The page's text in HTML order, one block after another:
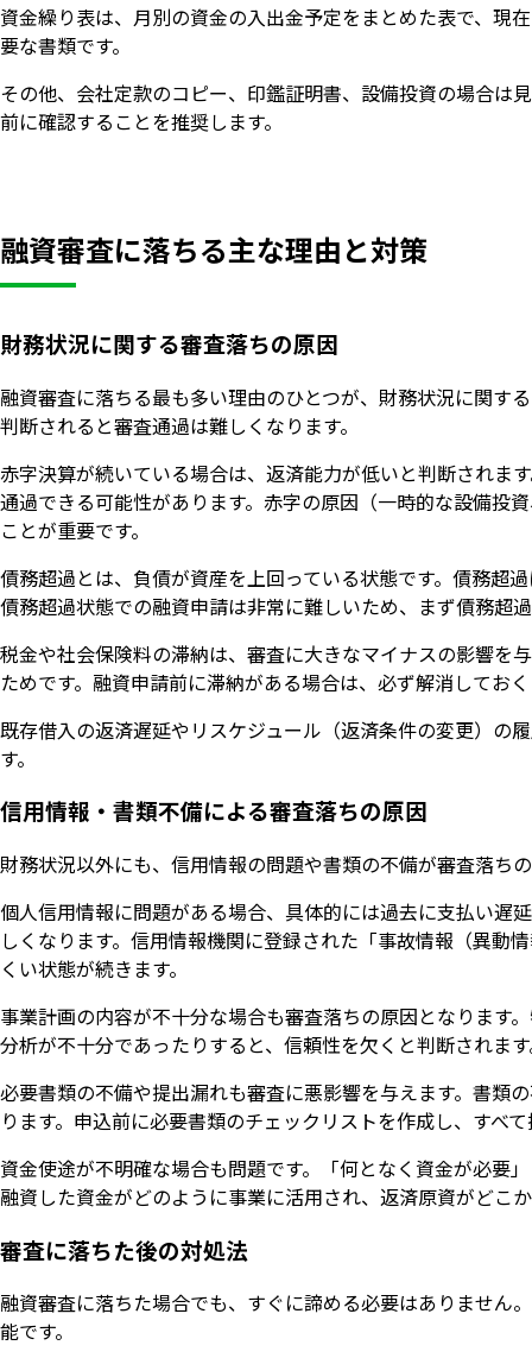
資金繰り表は、月別の資金の入出金予定をまとめた表で、現
要な書類です。
その他、会社定款のコピー、印鑑証明書、設備投資の場合は
前に確認することを推奨します。
融資審査に落ちる主な理由と対策
財務状況に関する審査落ちの原因
融資審査に落ちる最も多い理由のひとつが、財務状況に関す
判断されると審査通過は難しくなります。
赤字決算が続いている場合は、返済能力が低いと判断されま
通過できる可能性があります。赤字の原因（一時的な設備投
ことが重要です。
債務超過とは、負債が資産を上回っている状態です。債務超
債務超過状態での融資申請は非常に難しいため、まず債務超
税金や社会保険料の滞納は、審査に大きなマイナスの影響を
ためです。融資申請前に滞納がある場合は、必ず解消してお
既存借入の返済遅延やリスケジュール（返済条件の変更）の
す。
信用情報・書類不備による審査落ちの原因
財務状況以外にも、信用情報の問題や書類の不備が審査落ち
個人信用情報に問題がある場合、具体的には過去に支払い遅
しくなります。信用情報機関に登録された「事故情報（異動
くい状態が続きます。
事業計画の内容が不十分な場合も審査落ちの原因となります
分析が不十分であったりすると、信頼性を欠くと判断されま
必要書類の不備や提出漏れも審査に悪影響を与えます。書類
ります。申込前に必要書類のチェックリストを作成し、すべ
資金使途が不明確な場合も問題です。「何となく資金が必要
融資した資金がどのように事業に活用され、返済原資がどこ
審査に落ちた後の対処法
融資審査に落ちた場合でも、すぐに諦める必要はありません
能です。